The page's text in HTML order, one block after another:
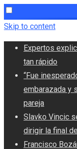
Skip to content
Expertos
tan rápido
“Fue
embarazada y
pareja
Slavko Vincic
dirigir la final
Francisco